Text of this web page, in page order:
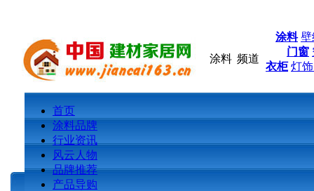
涂料 频道
涂料 壁
门窗
衣柜 灯
首页
涂料品牌
行业资讯
风云人物
品牌推荐
产品导购